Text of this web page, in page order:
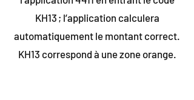
KH13 ; l’application calculera
automatiquement le montant correct.
KH13 correspond à une zone orange.